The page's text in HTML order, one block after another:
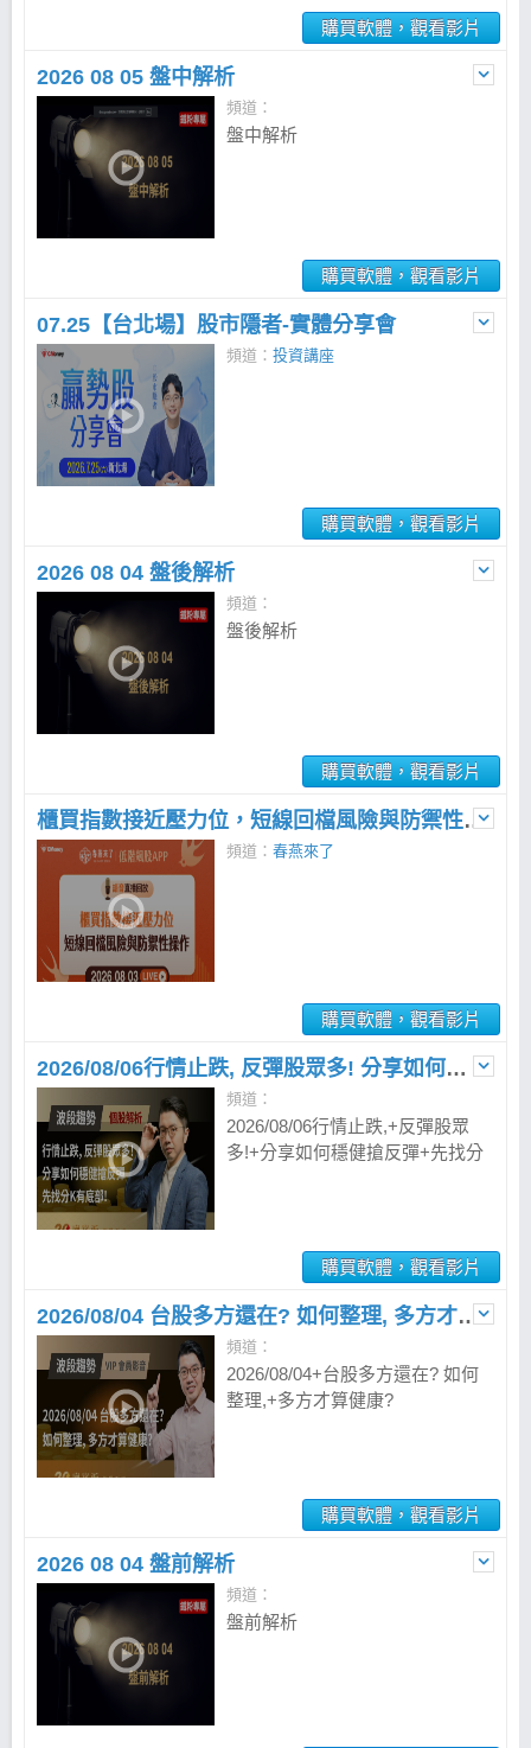
購買軟體，觀看影片
2026 08 05 盤中解析
頻道：
盤中解析
購買軟體，觀看影片
07.25【台北場】股市隱者-實體分享會
頻道： 投資講座
購買軟體，觀看影片
2026 08 04 盤後解析
頻道：
盤後解析
購買軟體，觀看影片
櫃買指數接近壓力位，短線回檔風險與防禦性操作 | 2026.08.03
頻道： 春燕來了
購買軟體，觀看影片
2026/08/06行情止跌, 反彈股眾多! 分享如何穩健搶反彈 先找分K有底部
頻道：
2026/08/06行情止跌,+反彈股眾
多!+分享如何穩健搶反彈+先找分
購買軟體，觀看影片
2026/08/04 台股多方還在? 如何整理, 多方才算健康?
頻道：
2026/08/04+台股多方還在? 如何
整理,+多方才算健康?
購買軟體，觀看影片
2026 08 04 盤前解析
頻道：
盤前解析